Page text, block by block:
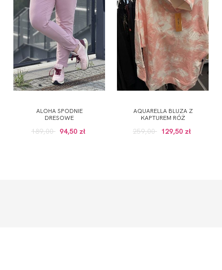
ALOHA SPODNIE
DRESOWE
189,00 94,50 zł
AQUARELLA BLUZA Z
KAPTUREM RÓŻ
259,00 129,50 zł